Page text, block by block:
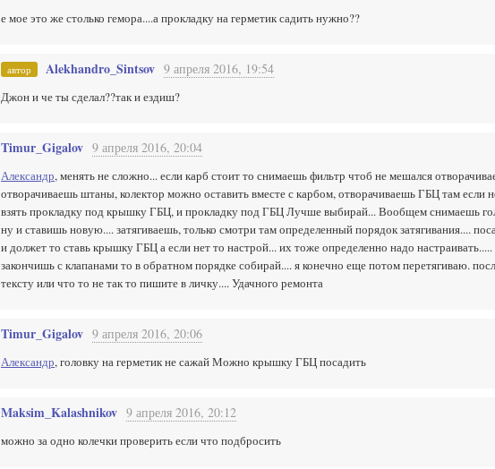
е мое это же столько гемора....а прокладку на герметик садить нужно??
автор Alekhandro_Sintsov 9 апреля 2016, 19:54
Джон и че ты сделал??так и ездиш?
Timur_Gigalov 9 апреля 2016, 20:04
Александр, менять не сложно... если карб стоит то снимаешь фильтр чтоб не мешался
отворачиваешь штаны, колектор можно оставить вместе с карбом, отворачиваешь ГБЦ там
взять прокладку под крышку ГБЦ, и прокладку под ГБЦ Лучше выбирай... Вообщем снимаешь
ну и ставишь новую.... затягиваешь, только смотри там определенный порядок затягивания....
и должет то ставь крышку ГБЦ а если нет то настрой... их тоже определенно надо
закончишь с клапанами то в обратном порядке собирай.... я конечно еще потом перетягиваю.
тексту или что то не так то пишите в личку.... Удачного ремонта
Timur_Gigalov 9 апреля 2016, 20:06
Александр, головку на герметик не сажай Можно крышку ГБЦ посадить
Maksim_Kalashnikov 9 апреля 2016, 20:12
можно за одно колечки проверить если что подбросить